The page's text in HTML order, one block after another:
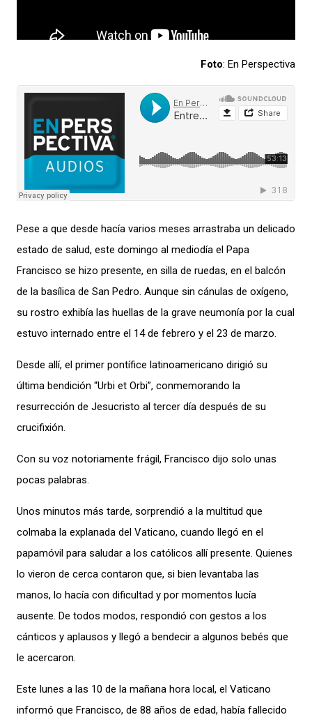
Foto: En Perspectiva
Pese a que desde hacía varios meses arrastraba un delicado
estado de salud, este domingo al mediodía el Papa
Francisco se hizo presente, en silla de ruedas, en el balcón
de la basílica de San Pedro. Aunque sin cánulas de oxígeno,
su rostro exhibía las huellas de la grave neumonía por la cual
estuvo internado entre el 14 de febrero y el 23 de marzo.
Desde allí, el primer pontífice latinoamericano dirigió su
última bendición “Urbi et Orbi”, conmemorando la
resurrección de Jesucristo al tercer día después de su
crucifixión.
Con su voz notoriamente frágil, Francisco dijo solo unas
pocas palabras.
Unos minutos más tarde, sorprendió a la multitud que
colmaba la explanada del Vaticano, cuando llegó en el
papamóvil para saludar a los católicos allí presente. Quienes
lo vieron de cerca contaron que, si bien levantaba las
manos, lo hacía con dificultad y por momentos lucía
ausente. De todos modos, respondió con gestos a los
cánticos y aplausos y llegó a bendecir a algunos bebés que
le acercaron.
Este lunes a las 10 de la mañana hora local, el Vaticano
informó que Francisco, de 88 años de edad, había fallecido